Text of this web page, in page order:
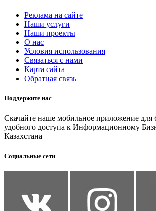
Реклама на сайте
Наши услуги
Наши проекты
О нас
Условия использования
Связаться с нами
Карта сайта
Обратная связь
Поддержите нас
Скачайте наше мобильное приложение для
удобного доступа к Информационному
Казахстана
Социальные сети